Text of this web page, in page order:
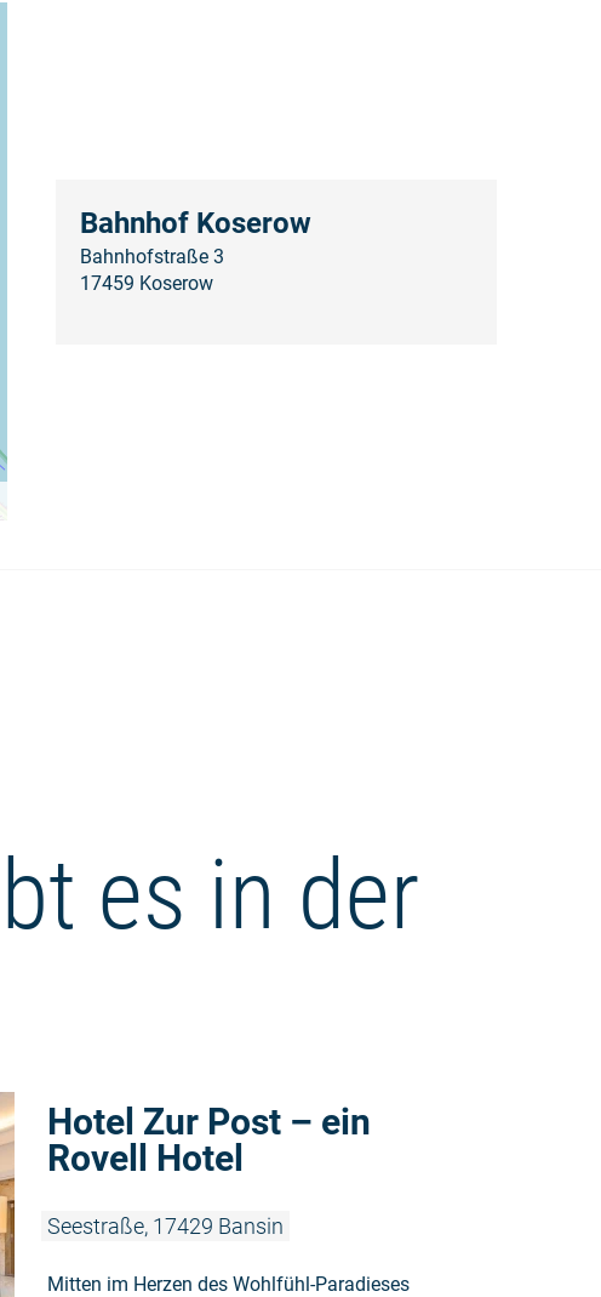
Bahnhof Koserow
Bahnhofstraße 3
17459 Koserow
es in der
Hotel Zur Post – ein
Rovell Hotel
Seestraße, 17429 Bansin
Mitten im Herzen des Wohlfühl-Paradieses